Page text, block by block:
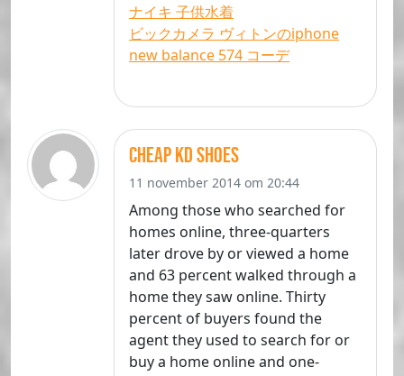
ナイキ 子供水着
ビックカメラ ヴィトンのiphone
new balance 574 コーデ
cheap kd shoes
11 november 2014 om 20:44
Among those who searched for
homes online, three-quarters
later drove by or viewed a home
and 63 percent walked through a
home they saw online. Thirty
percent of buyers found the
agent they used to search for or
buy a home online and one-